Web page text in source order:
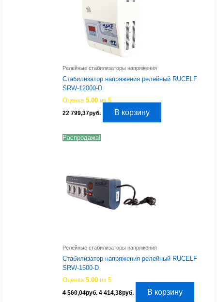
Релейные стабилизаторы напряжения
Стабилизатор напряжения релейный RUCELF
SRW-12000-D
Оценка5.00 из 5
22 799,37руб. В корзину
Распродажа!
Релейные стабилизаторы напряжения
Стабилизатор напряжения релейный RUCELF
SRW-1500-D
Оценка5.00 из 5
4 560,04руб. Первоначальная
4 414,38руб. ТекущаяВ корзину